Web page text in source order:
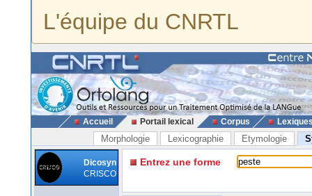
L'équipe du CNRTL
Accueil Portail lexical Corpus
Morphologie Lexicographie Etymologie
Dicosyn
CRISCO
Entrez une forme